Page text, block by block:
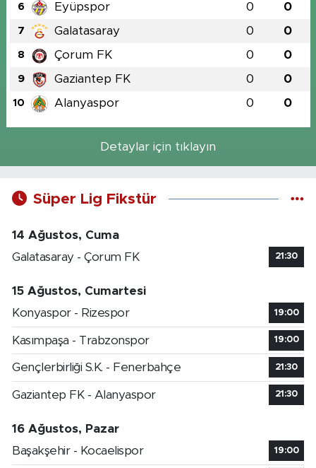
6 Eyüpspor 0 0
7 Galatasaray 0 0
8 Çorum FK 0 0
9 Gaziantep FK 0 0
10 Alanyaspor 0 0
Detaylar için tıklayın
Süper Lig Fikstür
14 Ağustos, Cuma
Galatasaray - Çorum FK
21:30
15 Ağustos, Cumartesi
Konyaspor - Rizespor
19:00
Kasımpaşa - Trabzonspor 19:00
Gençlerbirliği S.K. - Fenerbahçe 21:30
Gaziantep FK - Alanyaspor 21:30
16 Ağustos, Pazar
Başakşehir - Kocaelispor
19:00